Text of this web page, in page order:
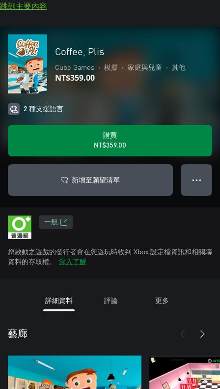
跳到主要內容
Coffee, Plis
Cube Games • 模擬 • 家庭與兒童 • 其他
NT$359.00
2 種支援語言
購買
NT$359.00
新增至願望清單 ● ● ●
一般
您啟動之遊戲的發行者會在您遊玩時收到 Xbox 設定檔資訊和相關聯
資料的存取權。
深入了解
詳細資料 評論 更多
藝廊